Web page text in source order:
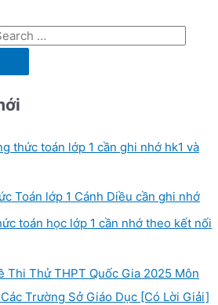
thức toán lớp 1 cần ghi nhớ hk1 và
Toán lớp 1 Cánh Diều cần ghi nhớ
toán học lớp 1 cần nhớ theo kết nối
Thi Thử THPT Quốc Gia 2025 Môn
Trường Sở Giáo Dục [Có Lời Giải]